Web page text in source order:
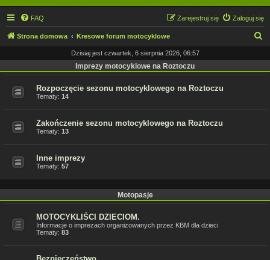
FAQ Zaloguj się
Zarejestruj się
Strona domowa Kresowe forum motocyklowe
Dzisiaj jest czwartek, 6 sierpnia 2026, 06:57
Imprezy motocyklowe na Roztoczu
Rozpoczęcie sezonu motocyklowego na Roztoczu
Tematy: 14
Zakończenie sezonu motocyklowego na Roztoczu
Tematy: 13
Inne imprezy
Tematy: 57
Motopasje
MOTOCYKLIŚCI DZIECIOM.
Informacje o imprezach organizowanych przez KBM dla dzieci
Tematy: 83